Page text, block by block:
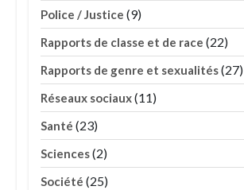
Police / Justice (9)
Rapports de classe et de race (22)
Rapports de genre et sexualités(27)
Réseaux sociaux(11)
Santé (23)
Sciences(2)
Société (25)